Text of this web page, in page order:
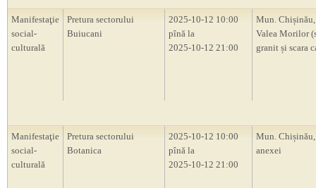
Manifestaţie
social-
culturală
Pretura sectorului
Buiucani
2025-10-12 10:00
pînă la
2025-10-12 21:00
Mun.
Valea Morilor
granit și scara
Manifestaţie
social-
culturală
Pretura sectorului
Botanica
2025-10-12 10:00
pînă la
2025-10-12 21:00
Mun.
anexei